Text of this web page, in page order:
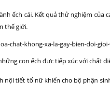
ếch cái. Kết quả thử nghiệm
thế giới.
con ếch đực tiếp xúc với
tiết tố nữ khiến cho bộ phận